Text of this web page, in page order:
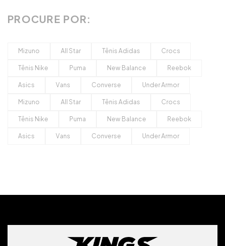
PROCURE POR:
Mizuno All Star Tênis Adidas Crocs
Tênis Nike Puma New Balance Reebok
Asics Vans Converse Under Armor
Mizuno All Star Tênis Adidas Crocs
Tênis Nike Puma New Balance Reebok
Asics Vans Converse Under Armor